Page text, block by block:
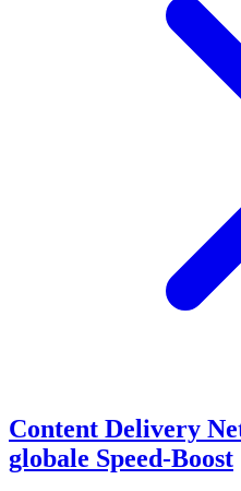
Content Delivery
globale Speed-Boost